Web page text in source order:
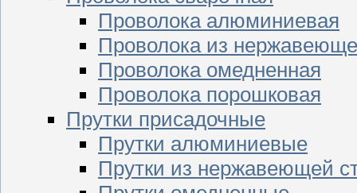
Проволока алюминиевая
Проволока из
Проволока омедненная
Проволока порошковая
Прутки присадочные
Прутки алюминиевые
Прутки из нержавеющей